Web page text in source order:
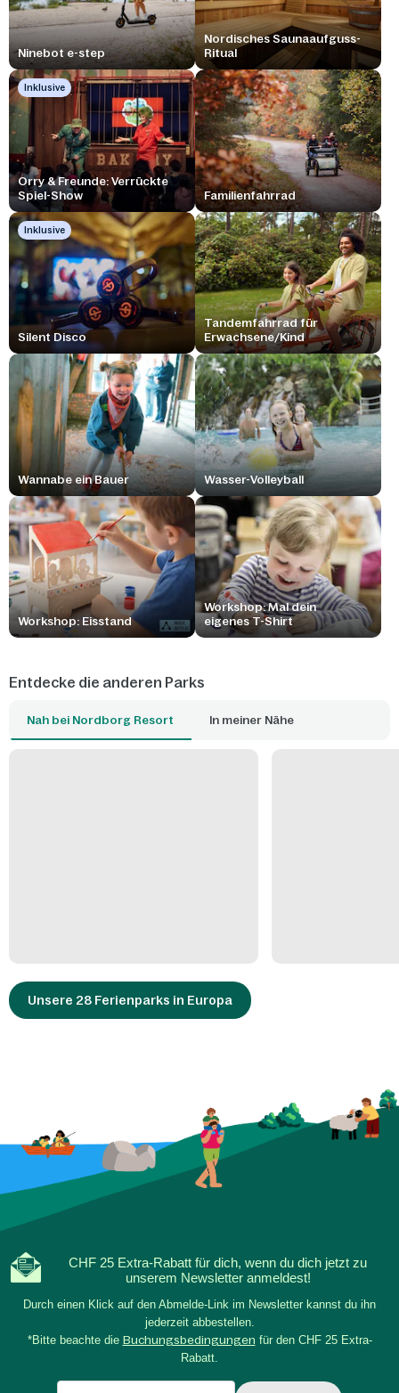
Ninebot e-step
Nordisches Saunaaufguss-
Ritual
Inklusive
Orry & Freunde: Verrückte
Spiel-Show
Familienfahrrad
Inklusive
Silent Disco
Tandemfahrrad für
Erwachsene/Kind
Wannabe ein Bauer Wasser-Volleyball
Workshop: Eisstand
Workshop: Mal dein
eigenes T-Shirt
Entdecke die anderen Parks
Nah bei Nordborg Resort In meiner Nähe
Unsere 28 Ferienparks in Europa
CHF 25 Extra-Rabatt für dich, wenn du dich jetzt zu
unserem Newsletter anmeldest!
Durch einen Klick auf den Abmelde-Link im Newsletter kannst du ihn
jederzeit abbestellen.
*Bitte beachte die Buchungsbedingungen für den CHF 25 Extra-
Rabatt.